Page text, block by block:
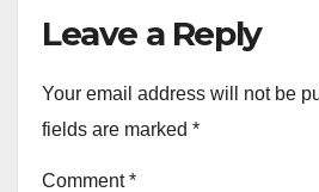
Leave a Reply
Your email address will not be
fields are marked *
Comment*